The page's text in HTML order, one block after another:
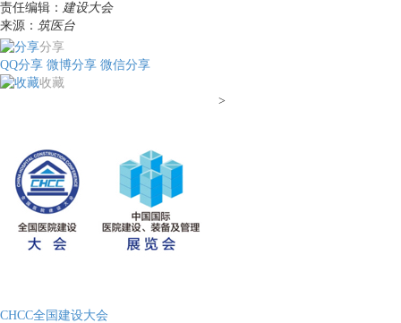
责任编辑： 建设大会
来源： 筑医台
分享
QQ分享 微博分享 微信分享
收藏
>
CHCC全国建设大会